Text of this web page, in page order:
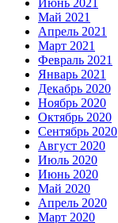
Май 2021
Апрель 2021
Март 2021
Февраль 2021
Январь 2021
Декабрь 2020
Ноябрь 2020
Октябрь 2020
Сентябрь 2020
Август 2020
Июль 2020
Июнь 2020
Май 2020
Апрель 2020
Март 2020